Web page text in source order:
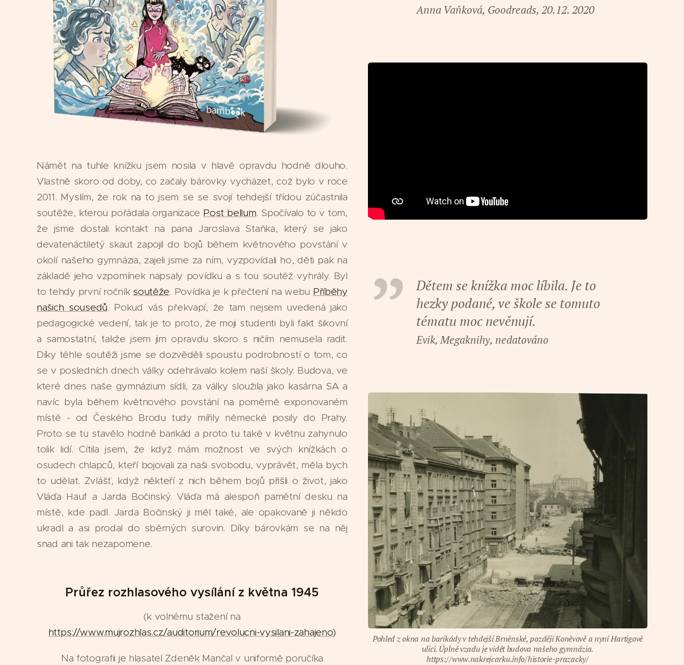
Námět na tuhle knížku jsem nosila v hlavě opravdu hodně dlouho.
Vlastně skoro od doby, co začaly bárovky vycházet, což bylo v roce
2011. Myslím, že rok na to jsem se se svojí tehdejší třídou zúčastnila
soutěže, kterou pořádala organizace Post bellum. Spočívalo to v tom,
že jsme dostali kontakt na pana Jaroslava Staňka, který se jako
devatenáctiletý skaut zapojil do bojů během květnového povstání v
okolí našeho gymnázia, zajeli jsme za ním, vyzpovídali ho, děti pak na
základě jeho vzpomínek napsaly povídku a s tou soutěž vyhrály. Byl
to tehdy první ročník soutěže. Povídka je k přečtení na webu Příběhy
našich sousedů. Pokud vás překvapí, že tam nejsem uvedená jako
pedagogické vedení, tak je to proto, že moji studenti byli fakt šikovní
a samostatní, takže jsem jim opravdu skoro s ničím nemusela radit.
Díky téhle soutěži jsme se dozvěděli spoustu podrobností o tom, co
se v posledních dnech války odehrávalo kolem naší školy. Budova, ve
které dnes naše gymnázium sídli, za války sloužila jako kasárna SA a
navíc byla během květnového povstání na poměrně exponovaném
místě - od Českého Brodu tudy mířily německé posily do Prahy.
Proto se tu stavělo hodně barikád a proto tu také v květnu zahynulo
tolik lidí. Cítila jsem, že když mám možnost ve svých knížkách o
osudech chlapců, kteří bojovali za naši svobodu, vyprávět, měla bych
to udělat. Zvlášť, když někteří z nich během bojů přišli o život, jako
Vláďa Hauf a Jarda Bočinský. Vláďa má alespoň pamětní desku na
místě, kde padl. Jarda Bočinský ji měl také, ale opakovaně ji někdo
ukradl a asi prodal do sběrných surovin. Díky bárovkám se na něj
snad ani tak nezapomene.
Průřez rozhlasového vysílání z května 1945
(k volnému stažení na
https://www.mujrozhlas.cz/auditorium/revolucni-vysilani-zahajeno)
Na fotografii je hlasatel Zdeněk Mančal v uniformě poručíka
Anna Vaňková, Goodreads, 20.12. 2020
Dětem se knížka moc líbila. Je to
hezky podané, ve škole se tomuto
tématu moc nevěnují.
Evik, Megaknihy, nedatováno
Pohled z okna na barikády v tehdejší Brněnské, později Koněvově a nyní Hartigově
ulici. Úplně vzadu je vidět budova našeho gymnázia.
https://www.nakrejcarku.info/historie-prazacky/